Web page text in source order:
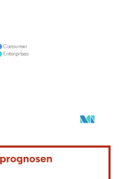
Namensnennung gemäß